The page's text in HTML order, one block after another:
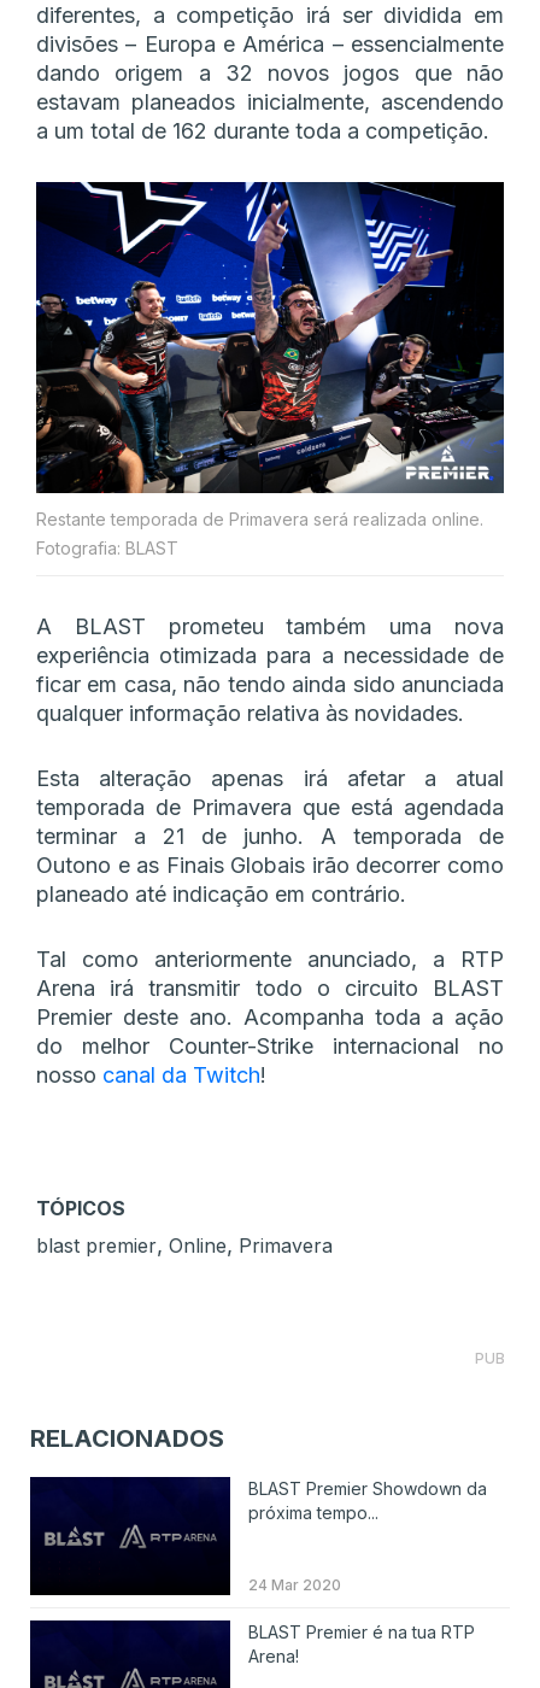
diferentes, a competição irá ser dividida em
divisões – Europa e América – essencialmente
dando origem a 32 novos jogos que não
estavam planeados inicialmente, ascendendo
a um total de 162 durante toda a competição.
Restante temporada de Primavera será realizada online.
Fotografia: BLAST
A BLAST prometeu também uma nova
experiência otimizada para a necessidade de
ficar em casa, não tendo ainda sido anunciada
qualquer informação relativa às novidades.
Esta alteração apenas irá afetar a atual
temporada de Primavera que está agendada
terminar a 21 de junho. A temporada de
Outono e as Finais Globais irão decorrer como
planeado até indicação em contrário.
Tal como anteriormente anunciado, a RTP
Arena irá transmitir todo o circuito BLAST
Premier deste ano. Acompanha toda a ação
do melhor Counter-Strike internacional no
nosso canal da Twitch!
TÓPICOS
blast premier, Online, Primavera
PUB
RELACIONADOS
BLAST Premier Showdown da
próxima tempo...
24 Mar 2020
BLAST Premier é na tua RTP
Arena!